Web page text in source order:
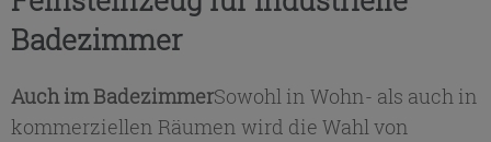
Badezimmer
Auch im BadezimmerSowohl in Wohn- als auch in
kommerziellen Räumen wird die Wahl von